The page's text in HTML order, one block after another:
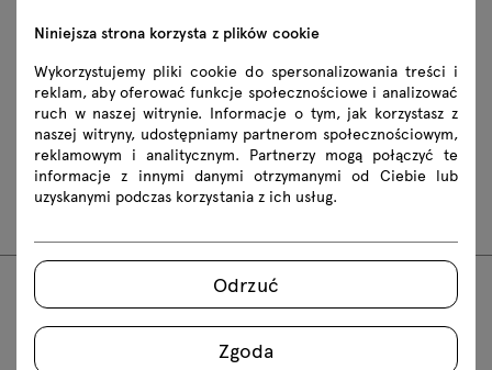
Instrukcje montażu
LOK02 LOK03 LOK04
LOK05
LOK30
LOK40
FAQ
Niniejsza strona korzysta z plików cookie
Wykorzystujemy pliki cookie do spersonalizowania treści i
reklam, aby oferować funkcje społecznościowe i analizować
ruch w naszej witrynie. Informacje o tym, jak korzystasz z
naszej witryny, udostępniamy partnerom społecznościowym,
reklamowym i analitycznym. Partnerzy mogą połączyć te
informacje z innymi danymi otrzymanymi od Ciebie lub
uzyskanymi podczas korzystania z ich usług.
Odrzuć
Zgoda